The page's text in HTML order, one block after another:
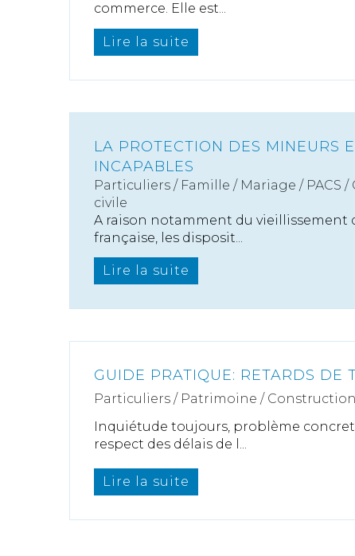
commerce. Elle est...
Lire la suite
LA PROTECTION DES MINEURS
INCAPABLES
Particuliers / Famille / Mariage / PACS
civile
A raison notamment du vieillissement
française, les disposit...
Lire la suite
GUIDE PRATIQUE: RETARDS DE
Particuliers / Patrimoine / Construction
Inquiétude toujours, problème
respect des délais de l...
Lire la suite